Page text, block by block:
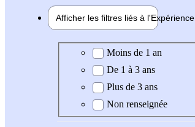
Afficher les filtres liés à l'Expérience
Expérience demandée
Moins de 1 an
De 1 à 3 ans
Plus de 3 ans
Non renseignée